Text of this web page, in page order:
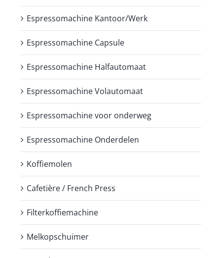
Espressomachine Kantoor/Werk
Espressomachine Capsule
Espressomachine Halfautomaat
Espressomachine Volautomaat
Espressomachine voor onderweg
Espressomachine Onderdelen
Koffiemolen
Cafetière / French Press
Filterkoffiemachine
Melkopschuimer